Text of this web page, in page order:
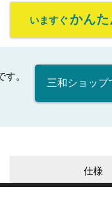
いますぐ かん
。
三和ショップ
仕様